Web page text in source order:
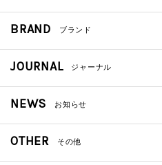
BRAND ブランド
JOURNAL ジャーナル
NEWS お知らせ
OTHER その他